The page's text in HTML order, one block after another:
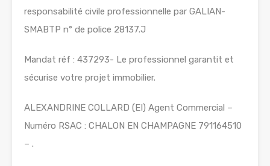
responsabilité civile professionnelle par GALIAN-
SMABTP n° de police 28137.J
Mandat réf : 437293- Le professionnel garantit et
sécurise votre projet immobilier.
ALEXANDRINE COLLARD (EI) Agent Commercial –
Numéro RSAC : CHALON EN CHAMPAGNE 791164510
– .